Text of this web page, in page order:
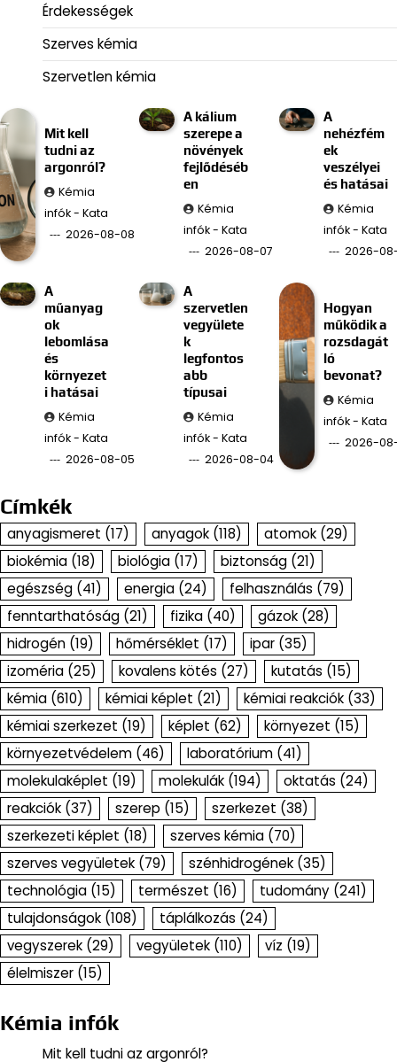
Érdekességek
Szerves kémia
Szervetlen kémia
Mit kell
tudni az
argonról?
Kémia
infók - Kata
2026-08-08
A kálium
szerepe a
növények
fejlődéséb
en
Kémia
infók - Kata
2026-08-07
A
nehézfém
ek
veszélyei
és hatásai
Kémia
infók - Kata
2026-
A
műanyag
ok
lebomlása
és
környezet
i hatásai
Kémia
infók - Kata
2026-08-05
A
szervetlen
vegyülete
k
legfontos
abb
típusai
Kémia
infók - Kata
2026-08-04
Hogyan
működik a
rozsdagát
ló
bevonat?
Kémia
infók - Kata
2026-
Címkék
anyagismeret (17) anyagok (118) atomok (29)
biokémia (18) biológia (17) biztonság (21)
egészség (41) energia (24) felhasználás (79)
fenntarthatóság (21) fizika (40) gázok (28)
hidrogén (19) hőmérséklet (17) ipar (35)
izoméria (25) kovalens kötés (27) kutatás (15)
kémia (610) kémiai képlet (21) kémiai reakciók (33)
kémiai szerkezet (19) képlet (62) környezet (15)
környezetvédelem (46) laboratórium (41)
molekulaképlet (19) molekulák (194) oktatás (24)
reakciók (37) szerep (15) szerkezet (38)
szerkezeti képlet (18) szerves kémia (70)
szerves vegyületek (79) szénhidrogének (35)
technológia (15) természet (16) tudomány (241)
tulajdonságok (108) táplálkozás (24)
vegyszerek (29) vegyületek (110) víz (19)
élelmiszer (15)
Kémia infók
Mit kell tudni az argonról?